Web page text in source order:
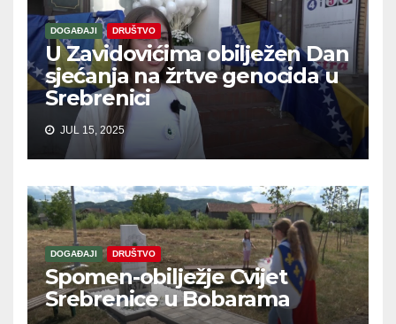
DOGAĐAJI DRUŠTVO
U Zavidovićima obilježen Dan
sjećanja na žrtve genocida u
Srebrenici
JUL 15, 2025
DOGAĐAJI DRUŠTVO
Spomen-obilježje Cvijet
Srebrenice u Bobarama